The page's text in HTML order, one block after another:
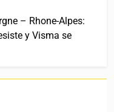
– Rhone-Alpes:
y Visma se